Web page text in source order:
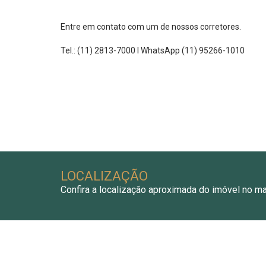
Entre em contato com um de nossos corretores.
Tel.: (11) 2813-7000 I WhatsApp (11) 95266-1010
LOCALIZAÇÃO
Confira a localização aproximada do imóvel no